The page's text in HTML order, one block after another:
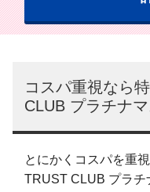
コスパ重視なら
CLUB プラチナ
とにかくコスパを重
TRUST CLUB プラチ